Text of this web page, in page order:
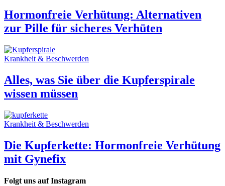
Hormonfreie Verhütung: Alternativen
zur Pille für sicheres Verhüten
Krankheit & Beschwerden
Alles, was Sie über die Kupferspirale
wissen müssen
Krankheit & Beschwerden
Die Kupferkette: Hormonfreie Verhütung
mit Gynefix
Folgt uns auf Instagram